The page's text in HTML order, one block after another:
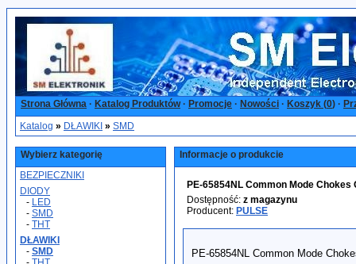
Strona Główna · Katalog Produktów· Promocje · Nowości · Koszyk (0) ·
Katalog » DŁAWIKI » SMD
Wybierz kategorię
BEZPIECZNIKI
DIODY
- LED
- SMD
- THT
DŁAWIKI
- SMD
Informacje o produkcie
PE-65854NL Common Mode Chokes
Dostępność: z magazynu
Producent: PULSE
PE-65854NL Common Mode